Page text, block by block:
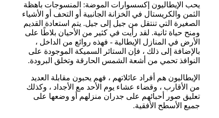
يحب الإيطاليون إكسسوارات الموضة: المنسوجات باهظة
الثمن والكريستال في الخزانة الجانبية أو التحف أو الأشياء
الصغيرة التي تنتقل من جيل إلى جيل. يتم استعادة القديم
ومنح حياة ثانية. لقد رأيت في كثير من الأحيان بلاطًا على
الأرض في المنازل الإيطالية - فهذه روائع من الداخل ،
بالإضافة إلى ذلك ، فإن الستائر السميكة الموجودة على
النوافذ تحمي من أشعة الشمس الحارقة وتخلق البرودة.
الإيطاليون هم أفراد عائلاتهم ، فهم يحبون مقابلة العديد
من الأقارب ، وقضاء عشاء يوم الأحد مع الأجداد ، وكذلك
تعليق صور أحبائهم على جدران منزلهم أو وضعها على
جميع الأسطح الأفقية.